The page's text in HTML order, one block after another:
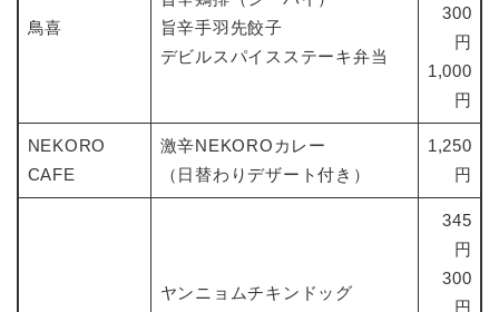
鳥喜
旨辛手羽先餃子
デビルスパイスステーキ弁当
300
円
1,000
円
NEKORO
CAFE
激辛NEKOROカレー
（日替わりデザート付き）
1,250
円
ヤンニョムチキンドッグ
345
円
300
円